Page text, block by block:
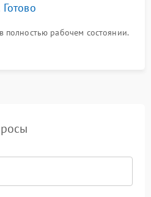
Готово
полностью рабочем состоянии.